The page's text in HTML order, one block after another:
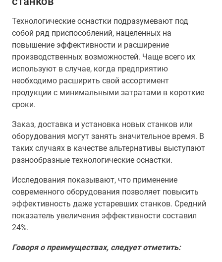
Технологические оснастки подразумевают под
собой ряд приспособлений, нацеленных на
повышение эффективности и расширение
производственных возможностей. Чаще всего их
используют в случае, когда предприятию
необходимо расширить свой ассортимент
продукции с минимальными затратами в короткие
сроки.
Заказ, доставка и установка новых станков или
оборудования могут занять значительное время. В
таких случаях в качестве альтернативы выступают
разнообразные технологические оснастки.
Исследования показывают, что применение
современного оборудования позволяет повысить
эффективность даже устаревших станков. Средний
показатель увеличения эффективности составил
24%.
Говоря о преимуществах, следует отметить: